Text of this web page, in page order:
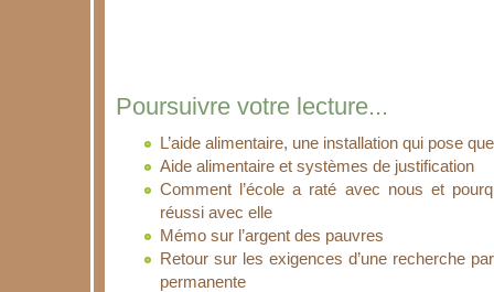
Poursuivre votre lecture...
L’aide alimentaire, une installation qui pose
Aide alimentaire et systèmes de justification
Comment l’école a raté avec nous et
réussi avec elle
Mémo sur l’argent des pauvres
Retour sur les exigences d’une recherche
permanente